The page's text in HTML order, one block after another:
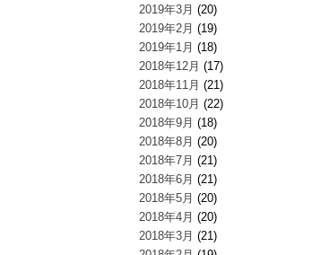
2019年3月 (20)
2019年2月 (19)
2019年1月 (18)
2018年12月 (17)
2018年11月 (21)
2018年10月 (22)
2018年9月 (18)
2018年8月 (20)
2018年7月 (21)
2018年6月 (21)
2018年5月 (20)
2018年4月 (20)
2018年3月 (21)